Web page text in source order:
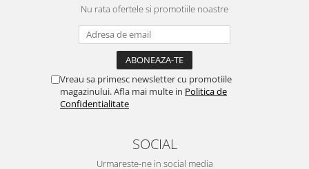
Nu rata ofertele si promotiile noastre
Vreau sa primesc newsletter cu promotiile
magazinului. Afla mai multe in Politica de
Confidentialitate
SOCIAL
Urmareste-ne in social media